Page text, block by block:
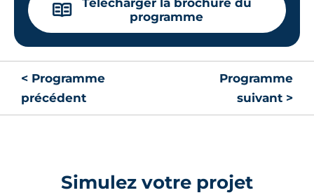
📖
programme
< Programme
précédent
Programme
suivant >
Simulez votre projet